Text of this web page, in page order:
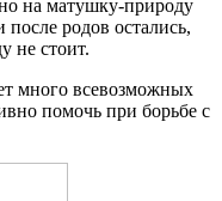
на матушку-природу
родов остались,
не стоит.
много всевозможных
помочь при борьбе с